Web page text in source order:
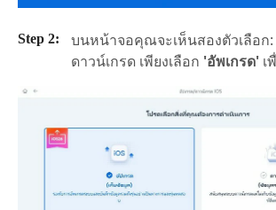
บนหน้าจอคุณจะเห็นสองตัวเลือก:
ดาวน์เกรด เพียงเลือก 'อัพเกรด' เ